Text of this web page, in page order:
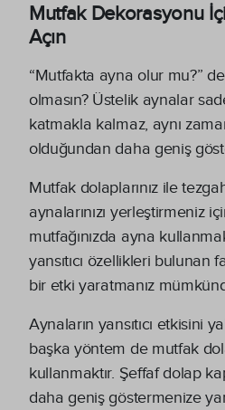
Mutfak Dekorasyonu
Açın
“Mutfakta ayna olur mu?”
olmasın? Üstelik aynalar
katmakla kalmaz, aynı
olduğundan daha geniş
Mutfak dolaplarınız ile
aynalarınızı yerleştirmeniz
mutfağınızda ayna
yansıtıcı özellikleri bulunan
bir etki yaratmanız
Aynaların yansıtıcı etkisini
başka yöntem de mutfak
kullanmaktır. Şeffaf dolap
daha geniş göstermenize